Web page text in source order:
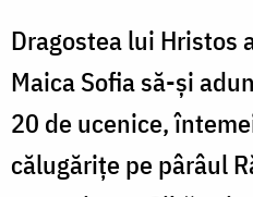
Dragostea lui Hristos
Maica Sofia să-și
20 de ucenice,
călugărițe pe pârâul